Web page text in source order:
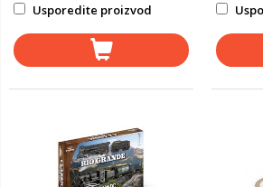
Usporedite proizvod